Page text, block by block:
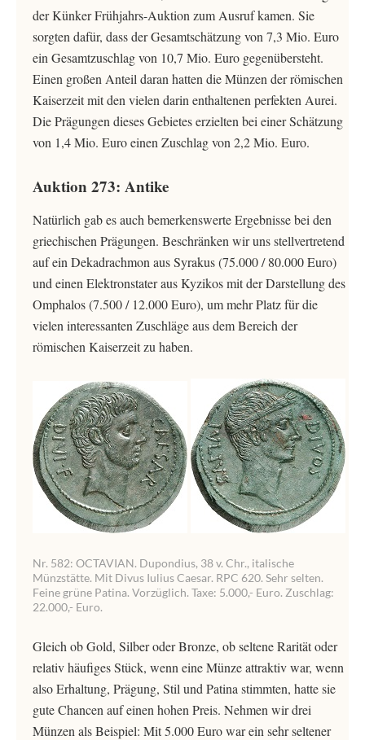
der Künker Frühjahrs-Auktion zum Ausruf kamen. Sie
sorgten dafür, dass der Gesamtschätzung von 7,3 Mio. Euro
ein Gesamtzuschlag von 10,7 Mio. Euro gegenübersteht.
Einen großen Anteil daran hatten die Münzen der römischen
Kaiserzeit mit den vielen darin enthaltenen perfekten Aurei.
Die Prägungen dieses Gebietes erzielten bei einer Schätzung
von 1,4 Mio. Euro einen Zuschlag von 2,2 Mio. Euro.
Auktion 273: Antike
Natürlich gab es auch bemerkenswerte Ergebnisse bei den
griechischen Prägungen. Beschränken wir uns stellvertretend
auf ein Dekadrachmon aus Syrakus (75.000 / 80.000 Euro)
und einen Elektronstater aus Kyzikos mit der Darstellung des
Omphalos (7.500 / 12.000 Euro), um mehr Platz für die
vielen interessanten Zuschläge aus dem Bereich der
römischen Kaiserzeit zu haben.
Nr. 582: OCTAVIAN. Dupondius, 38 v. Chr., italische
Münzstätte. Mit Divus Iulius Caesar. RPC 620. Sehr selten.
Feine grüne Patina. Vorzüglich. Taxe: 5.000,- Euro. Zuschlag:
22.000,- Euro.
Gleich ob Gold, Silber oder Bronze, ob seltene Rarität oder
relativ häufiges Stück, wenn eine Münze attraktiv war, wenn
also Erhaltung, Prägung, Stil und Patina stimmten, hatte sie
gute Chancen auf einen hohen Preis. Nehmen wir drei
Münzen als Beispiel: Mit 5.000 Euro war ein sehr seltener